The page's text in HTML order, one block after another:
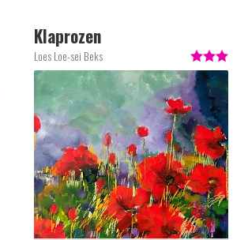
Loes Loe-sei Beks
Klaprozen